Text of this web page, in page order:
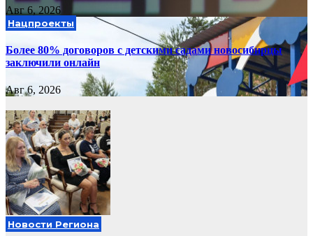
Авг 6, 2026
Нацпроекты
Более 80% договоров с детскими садами новосибирцы
заключили онлайн
Авг 6, 2026
Новости Региона